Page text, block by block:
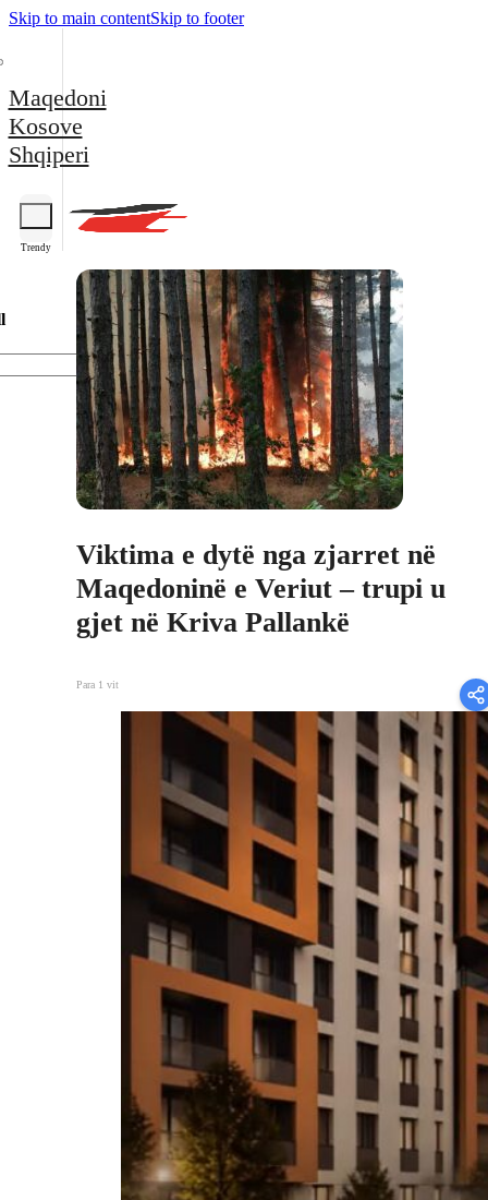
Skip to main contentSkip to footer
Maqedoni
Kosove
Shqiperi
Trendy
Viktima e dytë nga zjarret në
Maqedoninë e Veriut – trupi u
gjet në Kriva Pallankë
Para 1 vit